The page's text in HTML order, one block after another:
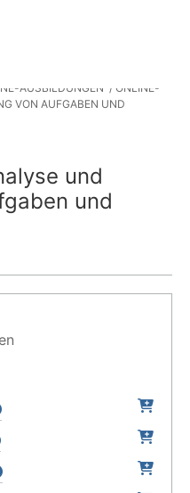
AUSBILDUNGEN
ONLINE-
VON AUFGABEN UND
und
und